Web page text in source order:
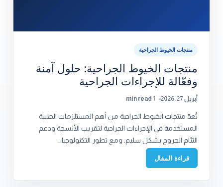
منتجات الخيوط الجراحية
منتجات الخيوط الجراحية: حلول آمنة
وفعّالة للإجراءات الجراحية
أبريل 27, 2026 1 min read
تُعدّ منتجات الخيوط الجراحية من أهم المستلزمات الطبية
المستخدمة في الإجراءات الجراحية لتقريب الأنسجة ودعم
التئام الجروح بشكل سليم. ومع تطور التكنولوجيا…
قراءة المقال